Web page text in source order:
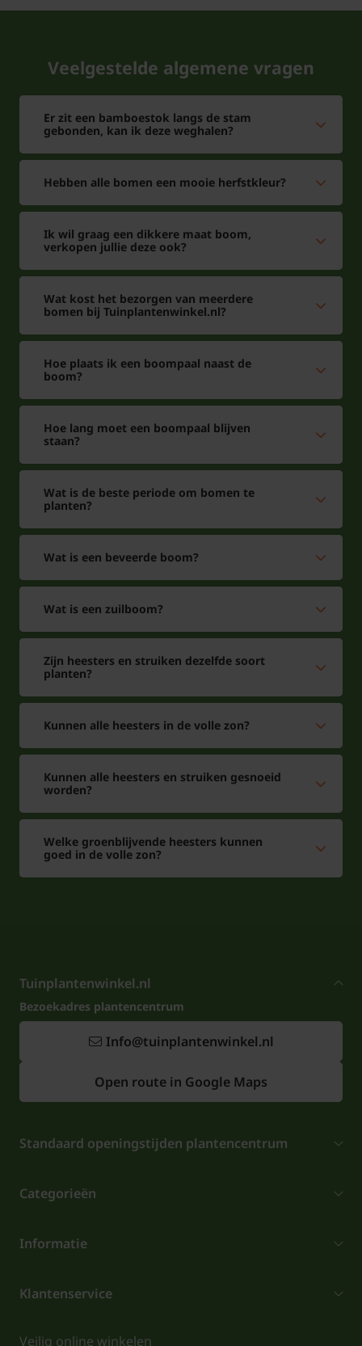
Veelgestelde algemene vragen
Er zit een bamboestok langs de stam
gebonden, kan ik deze weghalen?
Hebben alle bomen een mooie herfstkleur?
Ik wil graag een dikkere maat boom,
verkopen jullie deze ook?
Wat kost het bezorgen van meerdere
bomen bij Tuinplantenwinkel.nl?
Hoe plaats ik een boompaal naast de
boom?
Hoe lang moet een boompaal blijven
staan?
Wat is de beste periode om bomen te
planten?
Wat is een beveerde boom?
Wat is een zuilboom?
Zijn heesters en struiken dezelfde soort
planten?
Kunnen alle heesters in de volle zon?
Kunnen alle heesters en struiken gesnoeid
worden?
Welke groenblijvende heesters kunnen
goed in de volle zon?
Tuinplantenwinkel.nl
Bezoekadres plantencentrum
Info@tuinplantenwinkel.nl
Open route in Google Maps
Standaard openingstijden plantencentrum
Categorieën
Informatie
Klantenservice
Veilig online winkelen